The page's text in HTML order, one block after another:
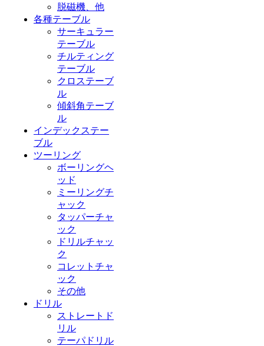
脱磁機、他
各種テーブル
サーキュラー
テーブル
チルティング
テーブル
クロステーブ
ル
傾斜角テーブ
ル
インデックステー
ブル
ツーリング
ボーリングヘ
ッド
ミーリングチ
ャック
タッパーチャ
ック
ドリルチャッ
ク
コレットチャ
ック
その他
ドリル
ストレートド
リル
テーパドリル